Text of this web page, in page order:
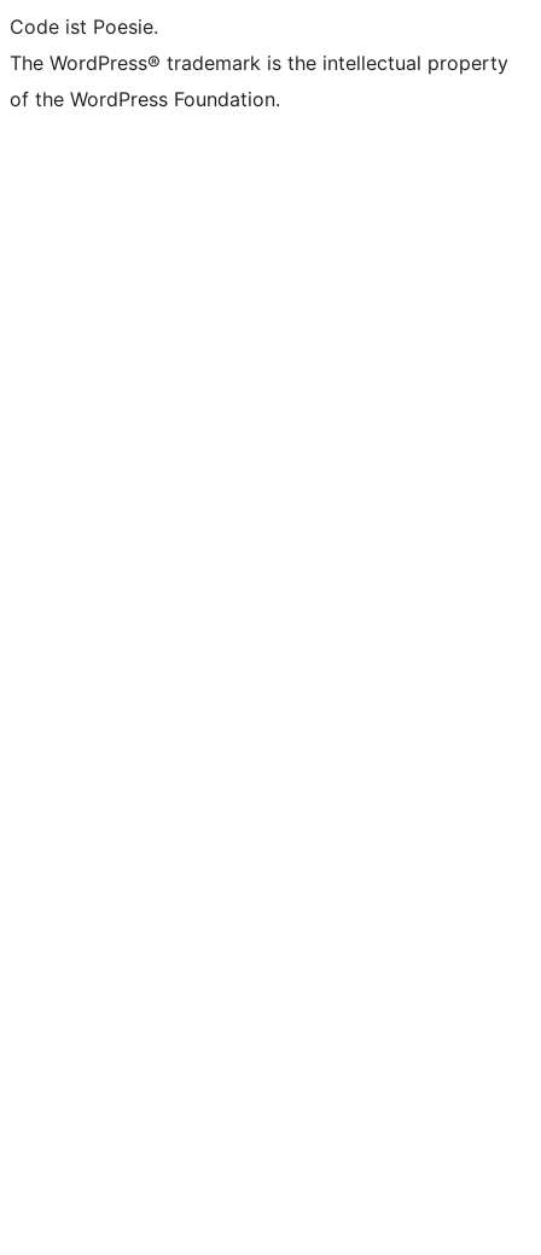
Code ist Poesie.
The WordPress® trademark is the intellectual property
of the WordPress Foundation.